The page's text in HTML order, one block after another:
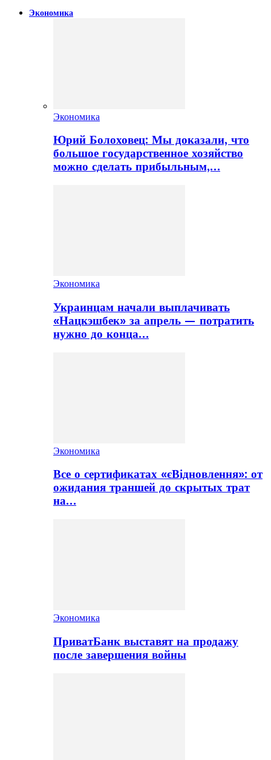
Экономика
Экономика
Юрий Болоховец: Мы доказали, что
большое государственное хозяйство
можно сделать прибыльным,…
Экономика
Украинцам начали выплачивать
«Нацкэшбек» за апрель — потратить
нужно до конца…
Экономика
Все о сертификатах «єВідновлення»: от
ожидания траншей до скрытых трат
на…
Экономика
ПриватБанк выставят на продажу
после завершения войны